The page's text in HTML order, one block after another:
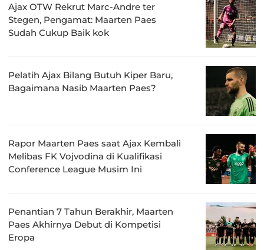
Ajax OTW Rekrut Marc-Andre ter
Stegen, Pengamat: Maarten Paes
Sudah Cukup Baik kok
Pelatih Ajax Bilang Butuh Kiper Baru,
Bagaimana Nasib Maarten Paes?
Rapor Maarten Paes saat Ajax Kembali
Melibas FK Vojvodina di Kualifikasi
Conference League Musim Ini
Penantian 7 Tahun Berakhir, Maarten
Paes Akhirnya Debut di Kompetisi
Eropa